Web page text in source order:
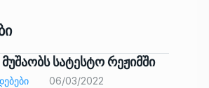
მუშაობს სატესტო რეჟიმში
06/03/2022